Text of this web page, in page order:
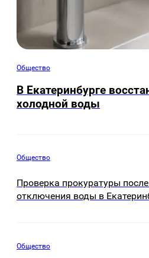
Общество
В Екатеринбурге
холодной воды
Общество
Проверка прокуратуры
отключения воды в
Общество